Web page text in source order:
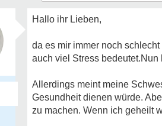
Hallo ihr Lieben,
da es mir immer noch
auch viel Stress
Allerdings meint meine
Gesundheit dienen würde.
zu machen. Wenn ich geheilt